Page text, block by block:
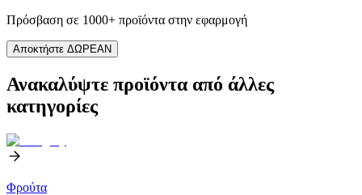
Πρόσβαση σε 1000+ προϊόντα στην εφαρμογή
Αποκτήστε ΔΩΡΕΑΝ
Ανακαλύψτε προϊόντα από άλλες
κατηγορίες
Φρούτα